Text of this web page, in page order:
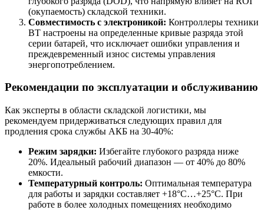
(окупаемость) складской техники.
Совместимость с электроникой: Контроллеры техники
BT настроены на определенные кривые разряда этой
серии батарей, что исключает ошибки управления и
преждевременный износ системы управления
энергопотреблением.
Рекомендации по эксплуатации и обслуживанию
Как эксперты в области складской логистики, мы
рекомендуем придерживаться следующих правил для
продления срока службы АКБ на 30-40%:
Режим зарядки: Избегайте глубокого разряда ниже
20%. Идеальный рабочий диапазон — от 40% до 80%
емкости.
Температурный контроль: Оптимальная температура
для работы и зарядки составляет +18°C…+25°C. При
работе в более холодных помещениях необходимо